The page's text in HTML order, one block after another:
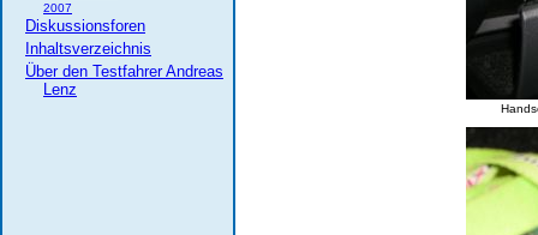
2007
Diskussionsforen
Inhaltsverzeichnis
Über den Testfahrer Andreas
Lenz